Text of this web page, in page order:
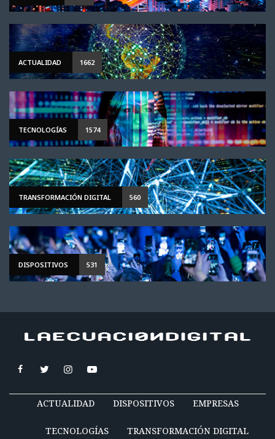
ACTUALIDAD 1662
TECNOLOGÍAS 1574
TRANSFORMACIÓN DIGITAL 560
DISPOSITIVOS 531
ACTUALIDAD DISPOSITIVOS EMPRESAS
TECNOLOGÍAS TRANSFORMACIÓN DIGITAL